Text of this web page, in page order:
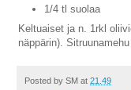
1/4 tl suolaa
Keltuaiset ja n. 1rkl
näppärin).
Posted by SM at 21.49